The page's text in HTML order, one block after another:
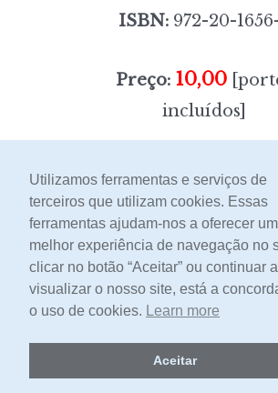
ISBN:972-20-
Preço: 10,00
incluídos]
Sem stock
Contacto
2026 -Livraria
Utilizamos ferramentas e serviços de
terceiros que utilizam cookies. Essas
ferramentas ajudam-nos a oferecer
melhor experiência de navegação no
clicar no botão “Aceitar” ou continuar a
visualizar o nosso site, está a
o uso de cookies. Learn more
Aceitar